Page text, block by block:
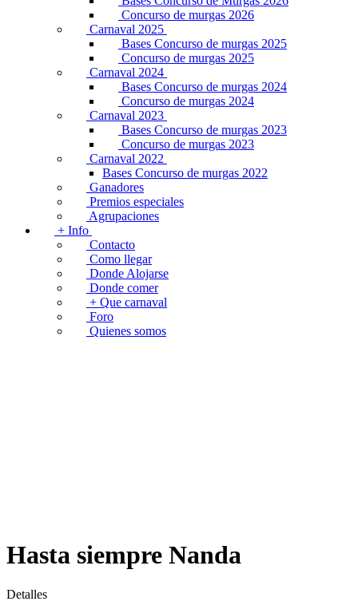
Concurso de murgas 2026
Carnaval 2025
Bases Concurso de murgas 2025
Concurso de murgas 2025
Carnaval 2024
Bases Concurso de murgas 2024
Concurso de murgas 2024
Carnaval 2023
Bases Concurso de murgas 2023
Concurso de murgas 2023
Carnaval 2022
Bases Concurso de murgas 2022
Ganadores
Premios especiales
Agrupaciones
+ Info
Contacto
Como llegar
Donde Alojarse
Donde comer
+ Que carnaval
Foro
Quienes somos
Hasta siempre Nanda
Detalles